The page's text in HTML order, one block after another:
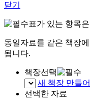
닫기
표가 있는 항목
동일자료를 같은 책장
됩니다.
책장선택
새 책장 만들
선택한 자료